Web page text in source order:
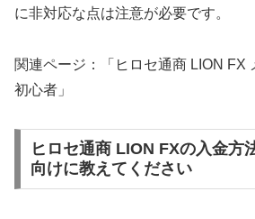
に非対応な点は注意が必要です。
関連ページ：「ヒロセ通商 LION FX
初心者」
ヒロセ通商 LION FXの入金方
向けに教えてください